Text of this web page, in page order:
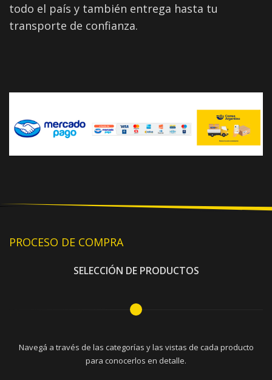
todo el país y también entrega hasta tu
transporte de confianza.
PROCESO DE COMPRA
SELECCIÓN DE PRODUCTOS
Navegá a través de las categorías y las vistas de cada producto
para conocerlos en detalle.